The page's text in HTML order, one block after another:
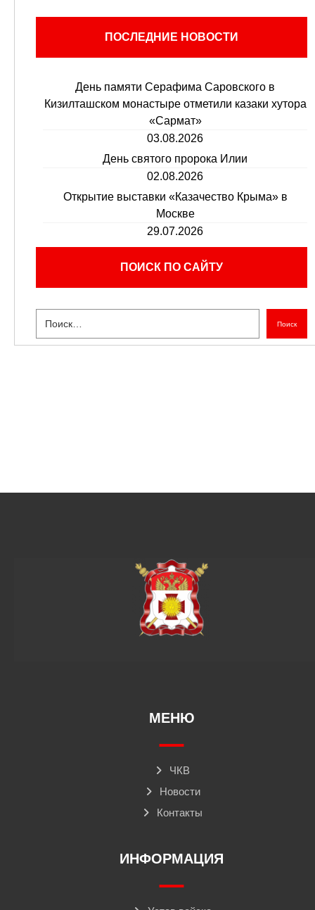
ПОСЛЕДНИЕ НОВОСТИ
День памяти Серафима Саровского в
Кизилташском монастыре отметили казаки хутора
«Сармат»
03.08.2026
День святого пророка Илии
02.08.2026
Открытие выставки «Казачество Крыма» в
Москве
29.07.2026
ПОИСК ПО САЙТУ
Поиск
МЕНЮ
ЧКВ
Новости
Контакты
ИНФОРМАЦИЯ